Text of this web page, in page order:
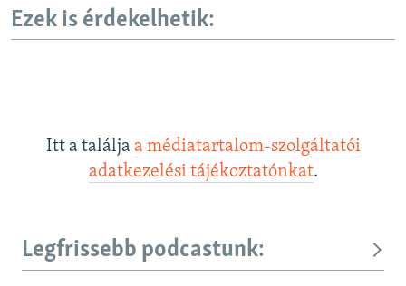
Ezek is érdekelhetik:
Itt a találja a médiatartalom-szolgáltatói
adatkezelési tájékoztatónkat.
Legfrissebb podcastunk: